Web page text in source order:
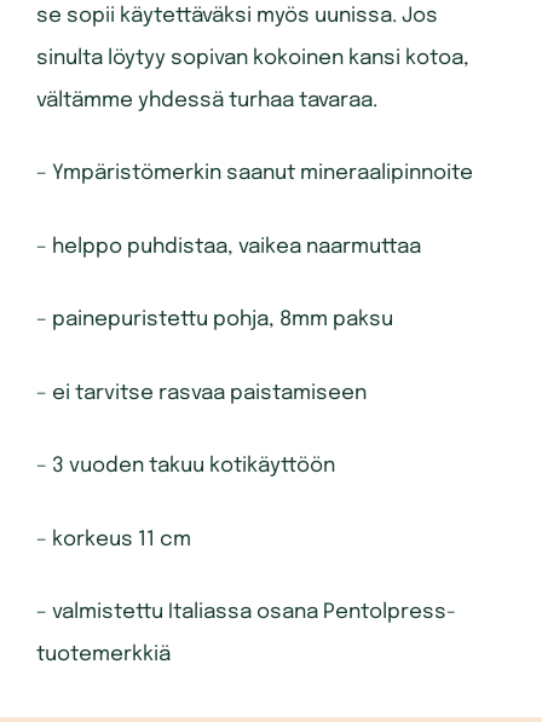
se sopii käytettäväksi myös uunissa. Jos
sinulta löytyy sopivan kokoinen kansi kotoa,
vältämme yhdessä turhaa tavaraa.
– Ympäristömerkin saanut mineraalipinnoite
– helppo puhdistaa, vaikea naarmuttaa
– painepuristettu pohja, 8mm paksu
– ei tarvitse rasvaa paistamiseen
– 3 vuoden takuu kotikäyttöön
– korkeus 11 cm
– valmistettu Italiassa osana Pentolpress-
tuotemerkkiä